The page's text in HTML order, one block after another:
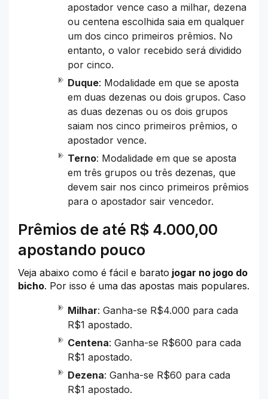
apostador vence caso a milhar, dezena
ou centena escolhida saia em qualquer
um dos cinco primeiros prêmios. No
entanto, o valor recebido será dividido
por cinco.
Duque: Modalidade em que se aposta
em duas dezenas ou dois grupos. Caso
as duas dezenas ou os dois grupos
saiam nos cinco primeiros prêmios, o
apostador vence.
Terno: Modalidade em que se aposta
em três grupos ou três dezenas, que
devem sair nos cinco primeiros prêmios
para o apostador sair vencedor.
Prêmios de até R$ 4.000,00
apostando pouco
Veja abaixo como é fácil e barato jogar no jogo do
bicho. Por isso é uma das apostas mais populares.
Milhar: Ganha-se R$4.000 para cada
R$1 apostado.
Centena: Ganha-se R$600 para cada
R$1 apostado.
Dezena: Ganha-se R$60 para cada
R$1 apostado.